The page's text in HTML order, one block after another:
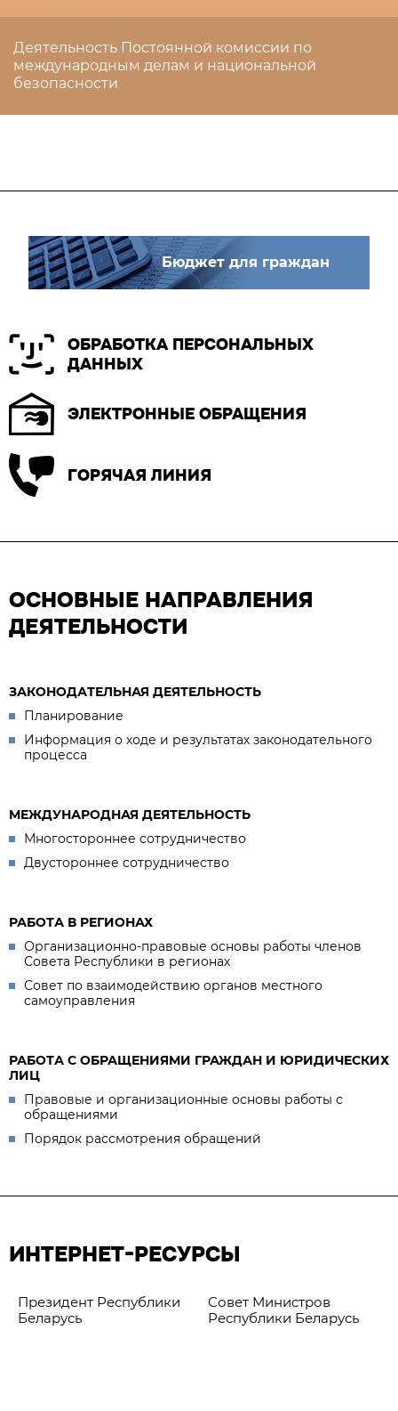
Деятельность Постоянной комиссии по
международным делам и национальной
безопасности
Бюджет для граждан
ОБРАБОТКА ПЕРСОНАЛЬНЫХ
ДАННЫХ
ЭЛЕКТРОННЫЕ ОБРАЩЕНИЯ
ГОРЯЧАЯ ЛИНИЯ
ОСНОВНЫЕ НАПРАВЛЕНИЯ
ДЕЯТЕЛЬНОСТИ
ЗАКОНОДАТЕЛЬНАЯ ДЕЯТЕЛЬНОСТЬ
Планирование
Информация о ходе и результатах законодательного
процесса
МЕЖДУНАРОДНАЯ ДЕЯТЕЛЬНОСТЬ
Многостороннее сотрудничество
Двустороннее сотрудничество
РАБОТА В РЕГИОНАХ
Организационно-правовые основы работы членов
Совета Республики в регионах
Совет по взаимодействию органов местного
самоуправления
РАБОТА С ОБРАЩЕНИЯМИ ГРАЖДАН И ЮРИДИЧЕСКИХ
ЛИЦ
Правовые и организационные основы работы с
обращениями
Порядок рассмотрения обращений
ИНТЕРНЕТ-РЕСУРСЫ
Президент Республики
Беларусь
Совет Министров
Республики Беларусь